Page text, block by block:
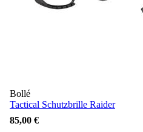
Bollé
Tactical Schutzbrille Raider
85,00 €